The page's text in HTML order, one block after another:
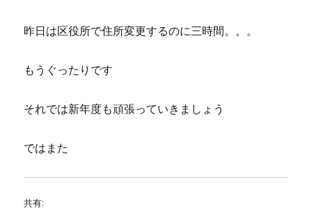
昨日は区役所で住所変更するのに三時間。。。
もうぐったりです
それでは新年度も頑張っていきましょう
ではまた
共有: